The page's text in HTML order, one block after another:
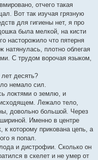
отчего такая
Вот так изучая грязную
для гигиены нет, я про
была мелкой, на кисти
насторожило что пятерня
плотно облегая
С трудом ворочая языком,
десять?
немало сил.
локтями о землю, и
Лежало тело,
довольно большой. Через
Именно в центре
которому прикована цепь, а
я попал.
и дистрофии. Сколько он
в скелет и не умер от